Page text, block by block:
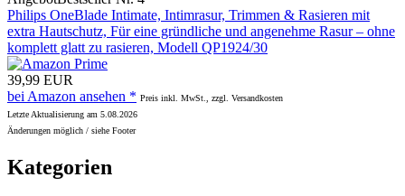
Philips OneBlade Intimate, Intimrasur, Trimmen & Rasieren mit
extra Hautschutz, Für eine gründliche und angenehme Rasur – ohne
komplett glatt zu rasieren, Modell QP1924/30
39,99 EUR
bei Amazon ansehen * Preis inkl. MwSt., zzgl. Versandkosten
Letzte Aktualisierung am 5.08.2026
Änderungen möglich / siehe Footer
Kategorien